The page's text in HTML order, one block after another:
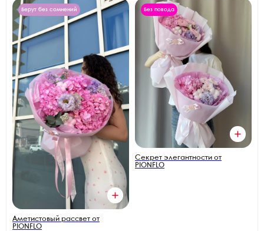
Берут без сомнений
Аметистовый рассвет от
PIONFLO
Без повода
Секрет элегантности от
PIONFLO